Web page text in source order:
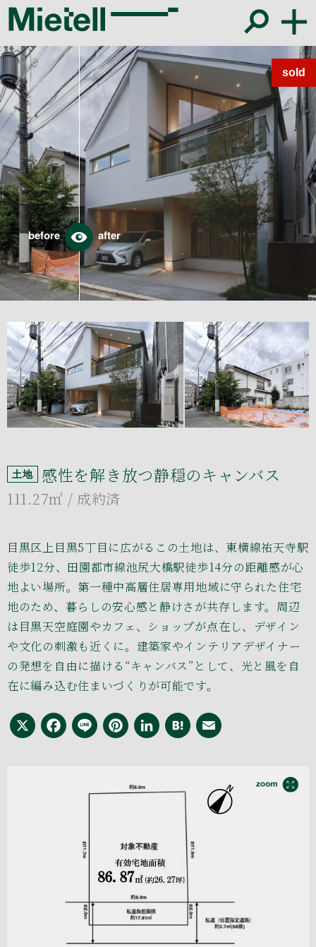
土地 感性を解き放つ静穏のキャンバス
111.27㎡ / 成約済
目黒区上目黒5丁目に広がるこの土地は、東横線祐天寺駅
徒歩12分、田園都市線池尻大橋駅徒歩14分の距離感が心
地よい場所。第一種中高層住居専用地域に守られた住宅
地のため、暮らしの安心感と静けさが共存します。周辺
は目黒天空庭園やカフェ、ショップが点在し、デザイン
や文化の刺激も近くに。建築家やインテリアデザイナー
の発想を自由に描ける“キャンバス”として、光と風を自
在に編み込む住まいづくりが可能です。
X Facebook
LinePinterest
LinkedIn
Hatena